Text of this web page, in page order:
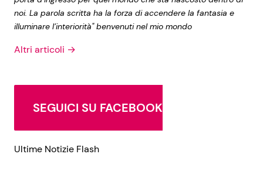
noi. La parola scritta ha la forza di accendere la fantasia e
illuminare l’interiorità" benvenuti nel mio mondo
Altri articoli →
SEGUICI SU FACEBOOK
Ultime Notizie Flash